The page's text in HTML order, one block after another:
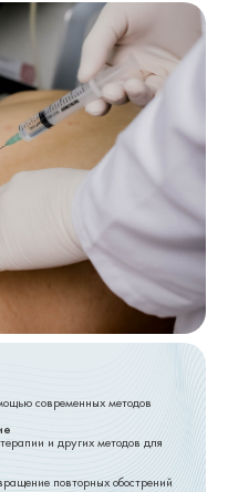
современных методов
и других методов для
повторных обострений